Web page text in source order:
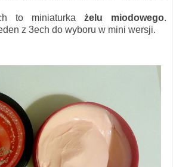
to miniaturka żelu miodowego.
z 3ech do wyboru w mini wersji.